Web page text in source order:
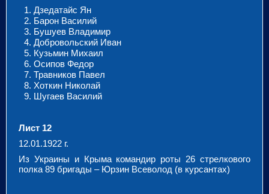
Дзедатайс Ян
Барон Василий
Бушуев Владимир
Добровольский Иван
Кузьмин Михаил
Осипов Федор
Травников Павел
Хоткин Николай
Шугаев Василий
Лист 12
12.01.1922 г.
Из Украины и Крыма командир роты 26 стрелкового
полка 89 бригады – Юрзин Всеволод (в курсантах)